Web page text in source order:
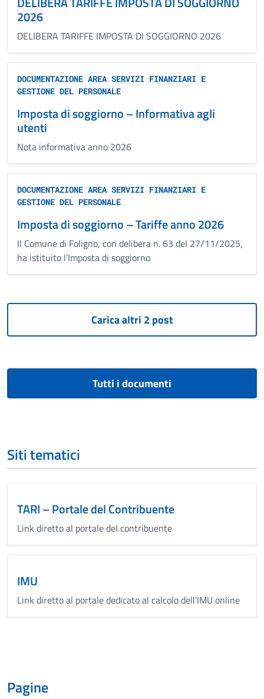
2026
DELIBERA TARIFFE IMPOSTA DI SOGGIORNO 2026
DOCUMENTAZIONE AREA SERVIZI FINANZIARI E
GESTIONE DEL PERSONALE
Imposta di soggiorno – Informativa agli
utenti
Nota informativa anno 2026
DOCUMENTAZIONE AREA SERVIZI FINANZIARI E
GESTIONE DEL PERSONALE
Imposta di soggiorno – Tariffe anno 2026
Il Comune di Foligno, con delibera n. 63 del 27/11/2025,
ha istituito l’Imposta di soggiorno
Tutti i documenti
Siti tematici
TARI – Portale del Contribuente
Link diretto al portale del contribuente
IMU
Link diretto al portale dedicato al calcolo dell'IMU online
Pagine